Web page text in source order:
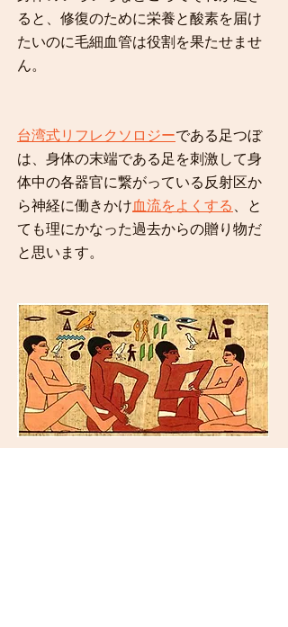
ると、修復のために栄養と酸素を届け
たいのに毛細血管は役割を果たせませ
ん。
台湾式リフレクソロジーである足つぼ
は、身体の末端である足を刺激して身
体中の各器官に繋がっている反射区か
ら神経に働きかけ血流をよくする
、と
ても理にかなった過去からの贈り物だ
と思います。